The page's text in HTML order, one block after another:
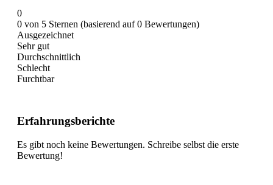
0
0 von 5 Sternen (basierend auf 0 Bewertungen)
Ausgezeichnet
Sehr gut
Durchschnittlich
Schlecht
Furchtbar
Erfahrungsberichte
Es gibt noch keine Bewertungen. Schreibe selbst die erste
Bewertung!